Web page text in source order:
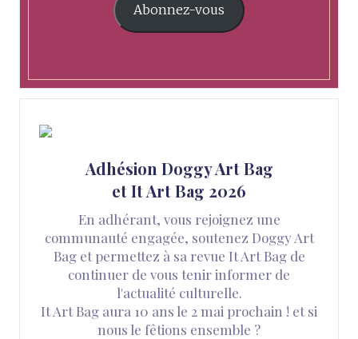
Abonnez-vous
Adhésion Doggy Art Bag
et It Art Bag 2026
En adhérant, vous rejoignez une
communauté engagée, soutenez Doggy Art
Bag et permettez à sa revue It Art Bag de
continuer de vous tenir informer de
l'actualité culturelle.
It Art Bag aura 10 ans le 2 mai prochain ! et si
nous le fêtions ensemble ?